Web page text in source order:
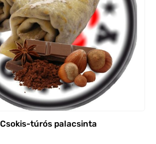
Csokis-túrós palacsinta